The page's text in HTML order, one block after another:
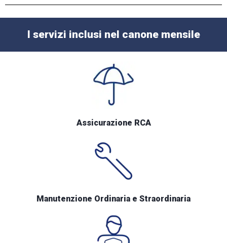
I servizi inclusi nel canone mensile
Assicurazione RCA
Manutenzione Ordinaria e Straordinaria